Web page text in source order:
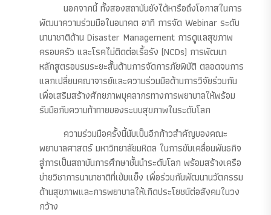
นอกจากนี้ ทั้งสองสถาบันยังได้หารือถึงโอกาสในการ
พัฒนาความร่วมมือในอนาคต อาทิ การจัด Webinar ระดับ
นานาชาติด้าน Disaster Management การดูแลสุขภาพ
ครอบครัว และโรคไม่ติดต่อเรื้อรัง (NCDs) การพัฒนา
หลักสูตรอบรมระยะสั้นด้านการจัดการภัยพิบัติ ตลอดจนการ
แลกเปลี่ยนคณาจารย์และความร่วมมือด้านการวิจัยร่วมกัน
เพื่อเสริมสร้างศักยภาพบุคลากรทางการพยาบาลให้พร้อม
รับมือกับความท้าทายของระบบสุขภาพในระดับโลก
ความร่วมมือครั้งนี้นับเป็นอีกก้าวสำคัญของคณะ
พยาบาลศาสตร์ มหาวิทยาลัยมหิดล ในการขับเคลื่อนพันธกิจ
สู่การเป็นสถาบันการศึกษาชั้นนำระดับโลก พร้อมสร้างเครือ
ข่ายวิชาการนานาชาติที่เข้มแข็ง เพื่อร่วมกันพัฒนานวัตกรรม
ด้านสุขภาพและการพยาบาลให้เกิดประโยชน์ต่อสังคมในวง
กว้าง